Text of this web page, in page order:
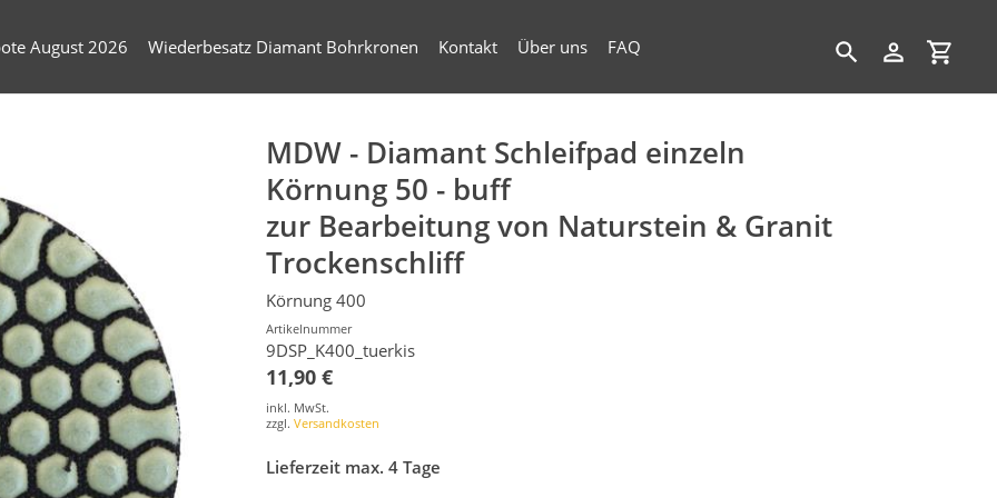
August 2026 Wiederbesatz Diamant Bohrkronen Kontakt Über uns FAQ
SuchenEinloggen
MDW - Diamant Schleifpad einzeln
Körnung 50 - buff
zur Bearbeitung von Naturstein & Granit
Trockenschliff
Körnung 400
Artikelnummer
9DSP_K400_tuerkis
11,90 €
inkl. MwSt.
zzgl. Versandkosten
Lieferzeit max. 4 Tage